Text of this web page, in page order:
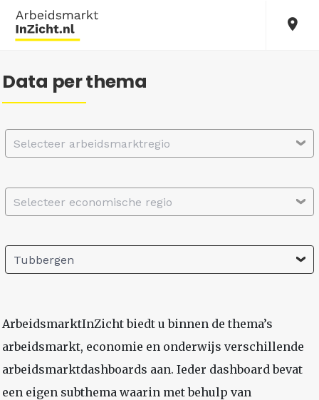
Data per thema
Selecteer arbeidsmarktregio
Selecteer economische regio
Tubbergen
ArbeidsmarktInZicht biedt u binnen de thema’s
arbeidsmarkt, economie en onderwijs verschillende
arbeidsmarktdashboards aan. Ieder dashboard bevat
een eigen subthema waarin met behulp van